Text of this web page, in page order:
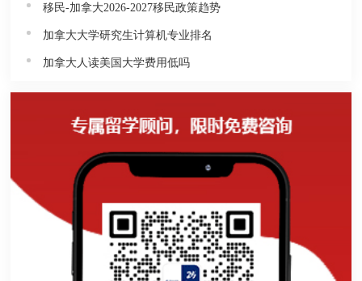
移民-加拿大2026-2027移民政策趋势
加拿大大学研究生计算机专业排名
加拿大人读美国大学费用低吗